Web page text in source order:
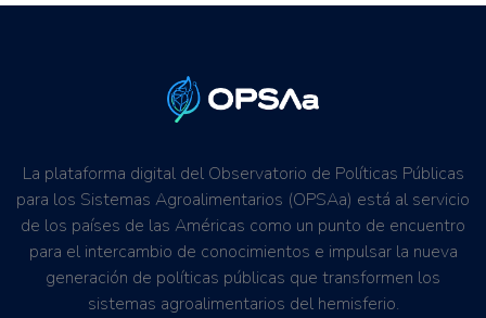
La plataforma digital del Observatorio de Políticas Públicas
para los Sistemas Agroalimentarios (OPSAa) está al servicio
de los países de las Américas como un punto de encuentro
para el intercambio de conocimientos e impulsar la nueva
generación de políticas públicas que transformen los
sistemas agroalimentarios del hemisferio.